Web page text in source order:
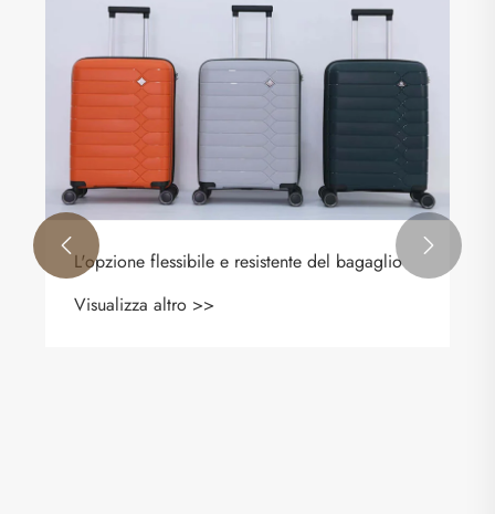
L'opzione flessibile e resistente del bagaglio
Visualizza altro >>
 